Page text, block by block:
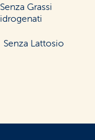
Senza Grassi
idrogenati
Senza Lattosio